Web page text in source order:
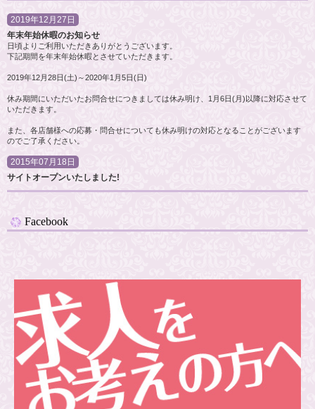
2019年12月27日
年末年始休暇のお知らせ
日頃よりご利用いただきありがとうございます。
下記期間を年末年始休暇とさせていただきます。
2019年12月28日(土)～2020年1月5日(日)
休み期間にいただいたお問合せにつきましては休み明け、1月6日(月)以降に対応させて
いただきます。
また、各店舗様への応募・問合せについても休み明けの対応となることがございます
のでご了承ください。
2015年07月18日
サイトオープンいたしました!
Facebook